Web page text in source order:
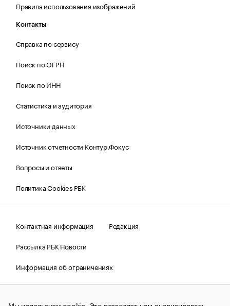
Правила использования изображений
Контакты
Справка по сервису
Поиск по ОГРН
Поиск по ИНН
Статистика и аудитория
Источники данных
Источник отчетности Контур.Фокус
Вопросы и ответы
Политика Cookies РБК
Контактная информация
Редакция
Рассылка РБК Новости
Информация об ограничениях
Правовая информация
О соблюдении авторских прав